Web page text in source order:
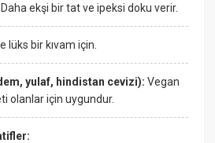
Daha ekşi bir tat ve ipeksi doku verir.
lüks bir kıvam için.
yulaf, hindistan cevizi):Vegan
olanlar için uygundur.